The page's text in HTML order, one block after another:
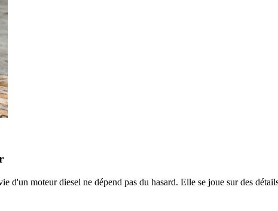
d'un moteur diesel ne dépend pas du hasard. Elle se joue sur des